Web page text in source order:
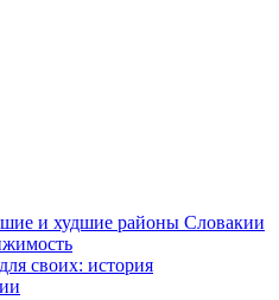
и худшие районы Словакии
своих: история